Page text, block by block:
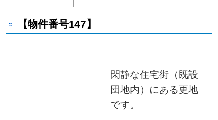
【物件番号147】
閑静な住宅街（既設
団地内）にある更地
です。